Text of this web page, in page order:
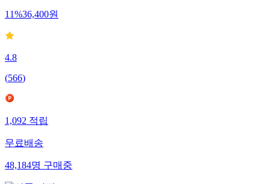
11%36,400원
4.8
(566)
1,092적립
무료배송
48,184명구매중